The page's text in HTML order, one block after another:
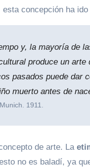
esta concepción ha
y, la mayoría de
produce un
pasados puede dar
muerto antes de
1911.
de arte. La
no es baladí, ya